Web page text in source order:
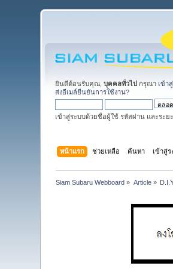
ยินดีต้อนรับคุณ,บุคคลทั่วไป กรุณา เข้า
ส่งอีเมล์ยืนยันการใช้งาน?
เข้าสู่ระบบด้วยชื่อผู้ใช้ รหัสผ่าน และระย
หน้าแรก ช่วยเหลือ ค้นหา เข้าสู่ร
Siam Subaru Webboard » Article»